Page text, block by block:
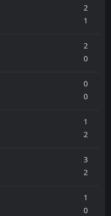
2
1
2
0
0
0
1
2
3
2
1
0